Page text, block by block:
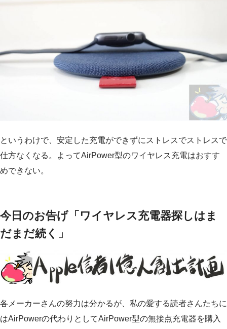
というわけで、安定した充電ができずにストレスでストレスで
仕方なくなる。よってAirPower型のワイヤレス充電はおすす
めできない。
今日のお告げ「ワイヤレス充電器探しはま
だまだ続く」
各メーカーさんの努力は分かるが、私の愛する読者さんたちに
はAirPowerの代わりとしてAirPower型の無接点充電器を購入